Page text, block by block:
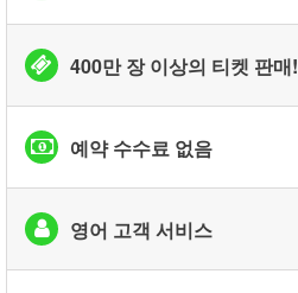
400만 장 이상의 티켓 판매!
예약 수수료 없음
영어 고객 서비스